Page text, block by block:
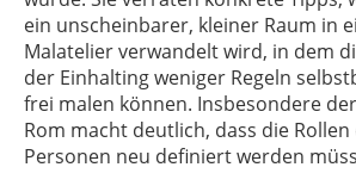
ein unscheinbarer, kleiner Raum in
Malatelier verwandelt wird, in dem
der Einhalting weniger Regeln
frei malen können. Insbesondere
Rom macht deutlich, dass die
Personen neu definiert werden